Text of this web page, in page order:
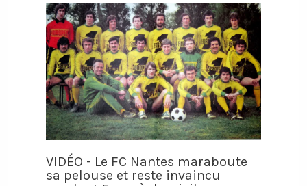
VIDÉO - Le FC Nantes maraboute
sa pelouse et reste invaincu